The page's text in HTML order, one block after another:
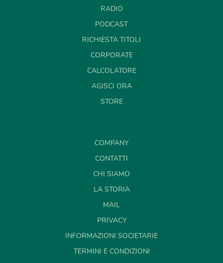
RADIO
PODCAST
RICHIESTA TITOLI
CORPORATE
CALCOLATORE
AGISCI ORA
STORE
COMPANY
CONTATTI
CHI SIAMO
LA STORIA
MAIL
PRIVACY
INFORMAZIONI SOCIETARIE
TERMINI E CONDIZIONI